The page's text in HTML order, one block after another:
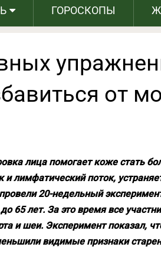
ГОРОСКОПЫ
от
лица помогает коже стать
и лимфатический поток,
20-недельный
65 лет. За это время все
и шеи. Эксперимент показал,
видимые признаки